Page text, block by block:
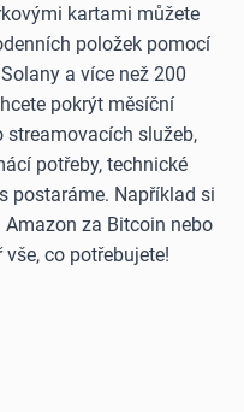
kartami můžete
položek pomocí
a více než 200
pokrýt měsíční
streamovacích služeb,
potřeby, technické
postaráme. Například si
za Bitcoin nebo
co potřebujete!